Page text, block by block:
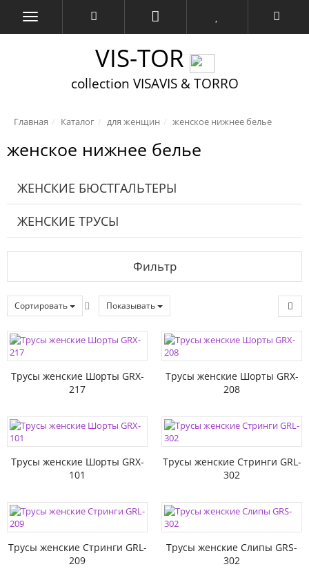
VIS-TOR
collection VISAVIS & TORRO
Главная Каталог для женщин женское нижнее белье
женское нижнее белье
ЖЕНСКИЕ БЮСТГАЛЬТЕРЫ
ЖЕНСКИЕ ТРУСЫ
Фильтр
Сортировать Показывать
Трусы женские Шорты GRX-
217
Трусы женские Шорты GRX-
208
Трусы женские Шорты GRX-
101
Трусы женские Стринги GRL-
302
Трусы женские Стринги GRL-
209
Трусы женские Слипы GRS-
302